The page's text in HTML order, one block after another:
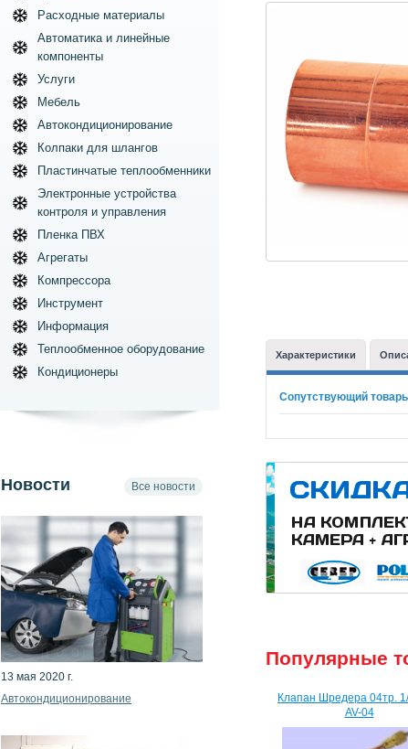
Характеристики
Сопутствующий
Популярные
Клапан Шредера 04тр.
AV-04
Расходные материалы
Автоматика и линейные
компоненты
Услуги
Мебель
Автокондиционирование
Колпаки для шлангов
Пластинчатые теплообменники
Электронные устройства
контроля и управления
Пленка ПВХ
Агрегаты
Компрессора
Инструмент
Информация
Теплообменное оборудование
Кондиционеры
Новости Все новости
13 мая 2020 г.
Автокондиционирование